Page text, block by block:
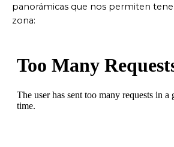
panorámicas que nos permiten
zona: